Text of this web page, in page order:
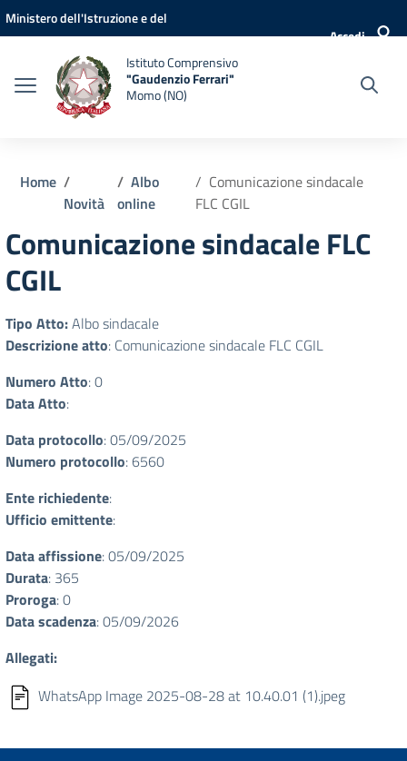
Vai ai contenuti
Vai al menu di navigazione
Vai al footer
Ministero dell'Istruzione e del
Accedi
Istituto Comprensivo
"Gaudenzio Ferrari"
Momo (NO)
Home
Novità
Albo
online
Comunicazione sindacale
FLC CGIL
Comunicazione sindacale FLC
CGIL
Tipo Atto:Albo sindacale
Descrizione atto: Comunicazione sindacale FLC CGIL
Numero Atto: 0
Data Atto:
Data protocollo: 05/09/2025
Numero protocollo: 6560
Ente richiedente:
Ufficio emittente:
Data affissione: 05/09/2025
Durata: 365
Proroga: 0
Data scadenza: 05/09/2026
Allegati:
WhatsApp Image 2025-08-28 at 10.40.01 (1).jpeg